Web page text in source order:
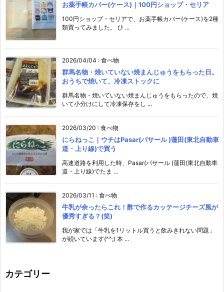
お薬手帳カバー(ケース)｜100円ショップ・セリア
100円ショップ・セリアで、お薬手帳カバー(ケース)を2種
類買ってみました。 ひ ...
2026/04/04 : 食べ物
群馬名物・焼いていない焼まんじゅうをもらった日。
おうちで焼いて、冷凍ストックに
群馬名物・焼いていない焼まんじゅうをもらったので、焼
いて小分けにして冷凍保存をし ...
2026/03/20 : 食べ物
にらねっこ｜ウチはPasar(パサール )蓮田(東北自動車
道・上り線)で買う
高速道路を利用した時、Pasar(パサール )蓮田(東北自動車
道・上り線)でたま ...
2026/03/11 : 食べ物
牛乳が余ったらこれ！酢で作るカッテージチーズ風が
優秀すぎる？(笑)
我が家では「牛乳を1リットル買うと飲みきれない問題」
が続いています(^^;) 本 ...
カテゴリー